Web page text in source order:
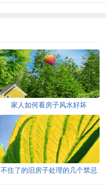
家人如何看房子风水好坏
不住了的旧房子处理的几个禁忌